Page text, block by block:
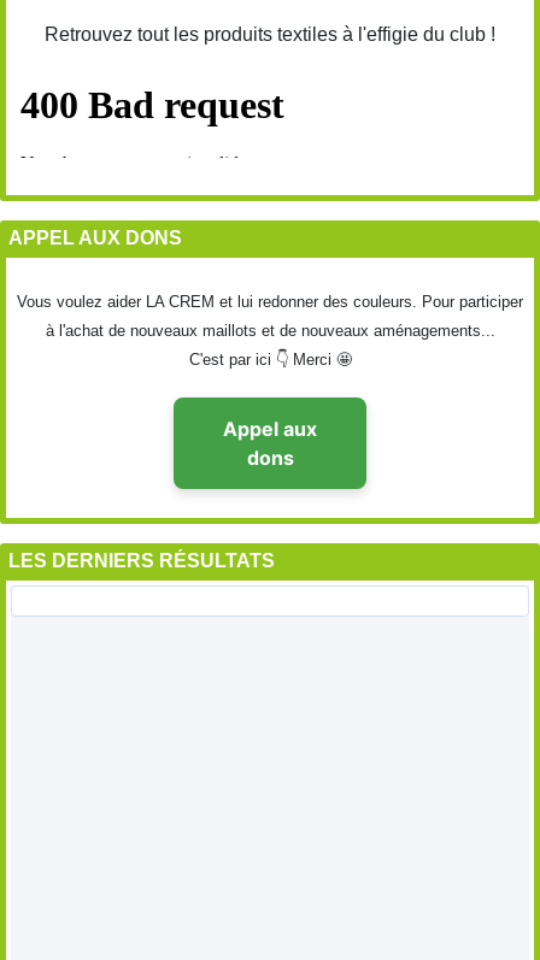
Retrouvez tout les produits textiles à l'effigie du club !
APPEL AUX DONS
Vous voulez aider LA CREM et lui redonner des couleurs. Pour participer
à l'achat de nouveaux maillots et de nouveaux aménagements...
C'est par ici 👇 Merci 🤩
Appel aux
dons
LES DERNIERS RÉSULTATS